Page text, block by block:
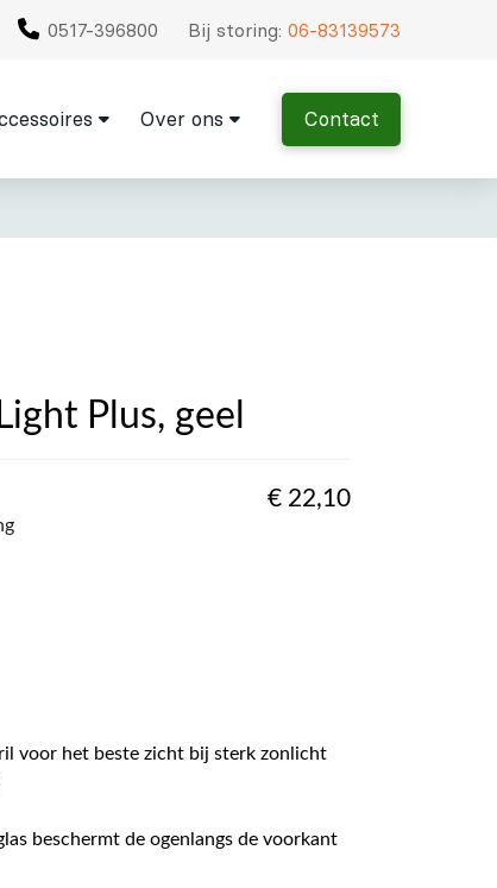
0517-396800 Bij storing:06-83139573
Over ons Contact
Plus, geel
€ 22,10
voor het beste zicht bij sterk zonlicht
beschermt de ogenlangs de voorkant